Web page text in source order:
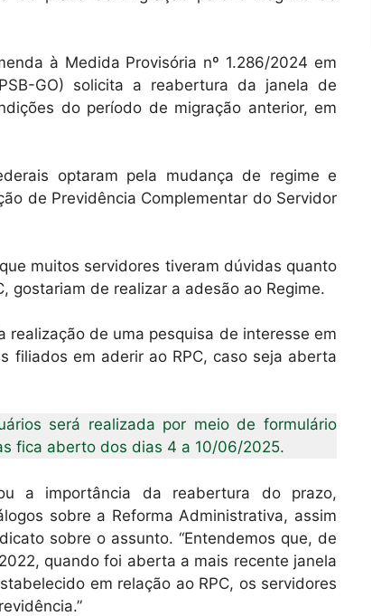
à Medida Provisória nº 1.286/2024 em
GO) solicita a reabertura da janela de
do período de migração anterior, em
optaram pela mudança de regime e
de Previdência Complementar do Servidor
muitos servidores tiveram dúvidas quanto
gostariam de realizar a adesão ao Regime.
de uma pesquisa de interesse em
filiados em aderir ao RPC, caso seja aberta
será realizada por meio de formulário
fica aberto dos dias 4 a 10/06/2025.
a importância da reabertura do prazo,
sobre a Reforma Administrativa, assim
sobre o assunto. “Entendemos que, de
quando foi aberta a mais recente janela
em relação ao RPC, os servidores